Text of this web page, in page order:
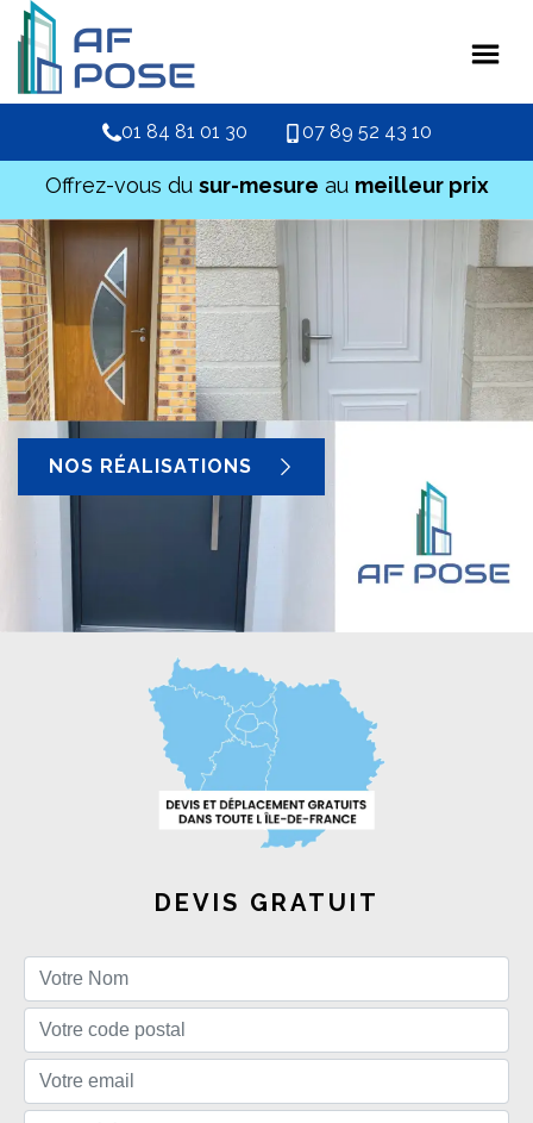
01 84 81 01 30 07 89 52 43 10
Offrez-vous du sur-mesure au meilleur prix
NOS RÉALISATIONS
DEVIS GRATUIT